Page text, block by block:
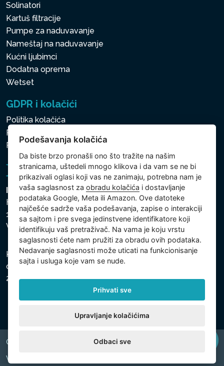
Solinatori
Kartuš filtracije
Pumpe za naduvavanje
Nameštaj na naduvavanje
Kućni ljubimci
Dodatna oprema
Wetset
GDPR i kolačići
Politika kolačića
Politika zaštite ličnih i drugih obrađivanih podataka
Politika kolačića
Intex Trading, s.r.o.
Hradecká 2526/3
130 00 Praha 3
Vinohrady - Česká republika
Kompanija je registrovana u Opštinskom sudu u Pragu,
odeljak C, uložak 74759, Identifikacioni broj kompanije:
26150808, Poreski identifikacioni broj: CZ26150808.
Copyright © 2026 INTEX TRADING s.r.o. All rights reserved.
Web by
Podešavanja kolačića
Da biste brzo pronašli ono što tražite na našim
stranicama, uštedeli mnogo klikova i da vam se ne bi
prikazivali oglasi koji vas ne zanimaju, potrebna nam je
vaša saglasnost zaobradu kolačića i dostavljanje
podataka Google, Meta ili Amazon. Ove datoteke
najčešće sadrže vaša podešavanja, zapise o interakciji
sa sajtom i pre svega jedinstvene identifikatore koji
identifikuju vaš pretraživač. Na vama je koju vrstu
saglasnosti ćete nam pružiti za obradu ovih podataka.
Nedavanje saglasnosti može uticati na funkcionisanje
sajta i usluga koje vam se nude.
Prihvati sve
Upravljanje kolačićima
Odbaci sve